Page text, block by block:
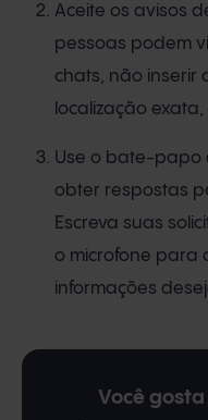
Aceite os avisos
pessoas podem
chats, não inserir
localização
Use o bate-papo
obter respostas
Escreva suas
o microfone para
informações
Você